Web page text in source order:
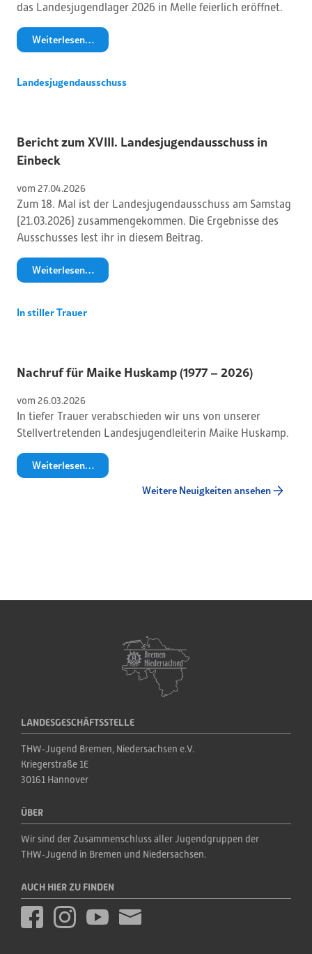
das Landesjugendlager 2026 in Melle feierlich eröffnet.
Weiterlesen…
Landesjugendausschuss
Bericht zum XVIII. Landesjugendausschuss in
Einbeck
vom 27.04.2026
Zum 18. Mal ist der Landesjugendausschuss am Samstag
(21.03.2026) zusammengekommen. Die Ergebnisse des
Ausschusses lest ihr in diesem Beitrag.
Weiterlesen…
In stiller Trauer
Nachruf für Maike Huskamp (1977 – 2026)
vom 26.03.2026
In tiefer Trauer verabschieden wir uns von unserer
Stellvertretenden Landesjugendleiterin Maike Huskamp.
Weiterlesen…
Weitere Neuigkeiten ansehen
LANDESGESCHÄFTSSTELLE
THW‑Jugend Bremen, Niedersachsen e.V.
Kriegerstraße 1E
30161 Hannover
ÜBER
Wir sind der Zusammenschluss aller Jugendgruppen der
THW‑Jugend in Bremen und Niedersachsen.
AUCH HIER ZU FINDEN